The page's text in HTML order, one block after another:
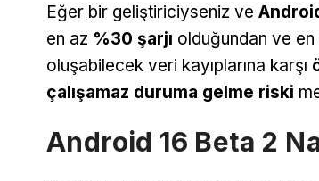
Eğer bir geliştiriciyseniz ve
en az %30 şarjı olduğundan ve en
oluşabilecek veri kayıplarına karşı
çalışamaz duruma gelme riski
Android 16 Beta 2